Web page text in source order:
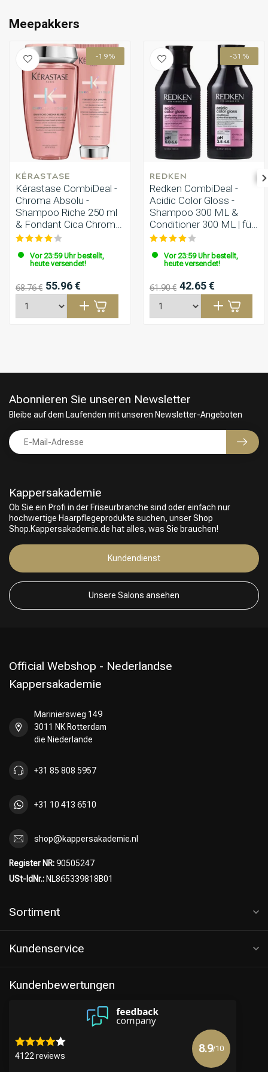
Friseurwahl
einwirken.
warmem Wasser aus und genießen Sie Ihr frisches und
gepflegtes coloriertes Haar.
Meepakkers
-19%
KÉRASTASE
Kérastase CombiDeal -
Chroma Absolu -
Shampoo Riche 250 ml
& Fondant Cica Chroma
200 ml
Vor 23:59 Uhr bestellt,
heute versendet!
68.76 € 55.96 €
-31%
REDKEN
Redken CombiDeal -
Acidic Color Gloss -
Shampoo 300 ML &
Conditioner 300 ML | für
gefärbtes Haar
Vor 23:59 Uhr bestellt,
heute versendet!
61.90 € 42.65 €
Kappersakademie
Ob Sie ein Profi in der Friseurbranche sind oder einfach nur
hochwertige Haarpflegeprodukte suchen, unser Shop
Shop.Kappersakademie.de hat alles, was Sie brauchen!
Kundendienst
Unsere Salons ansehen
Abonnieren Sie unseren Newsletter
Bleibe auf dem Laufenden mit unseren Newsletter-Angeboten
Official Webshop - Nederlandse
Kappersakademie
Mariniersweg 149
3011 NK Rotterdam
die Niederlande
+31 85 808 5957
+31 10 413 6510
shop@kappersakademie.nl
Register NR:90505247
USt-IdNr.: NL865339818B01
Sortiment
Kundenservice
Kundenbewertungen
4122 reviews
8.9/10